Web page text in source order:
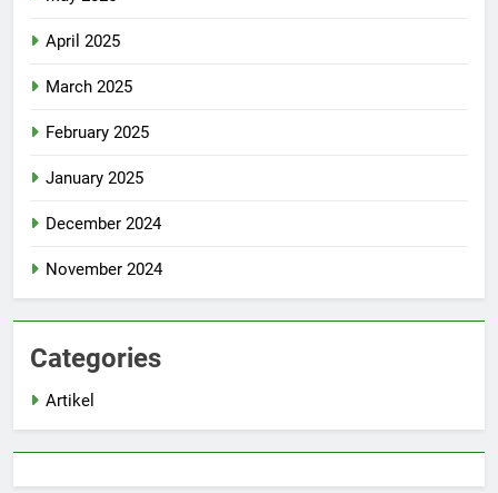
April 2025
March 2025
February 2025
January 2025
December 2024
November 2024
Categories
Artikel